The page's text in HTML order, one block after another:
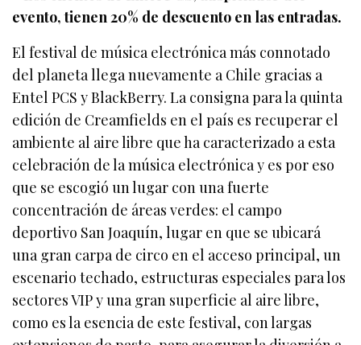
evento, tienen 20% de descuento en las entradas.
El festival de música electrónica más connotado
del planeta llega nuevamente a Chile gracias a
Entel PCS y BlackBerry. La consigna para la quinta
edición de Creamfields en el país es recuperar el
ambiente al aire libre que ha caracterizado a esta
celebración de la música electrónica y es por eso
que se escogió un lugar con una fuerte
concentración de áreas verdes: el campo
deportivo San Joaquín, lugar en que se ubicará
una gran carpa de circo en el acceso principal, un
escenario techado, estructuras especiales para los
sectores VIP y una gran superficie al aire libre,
como es la esencia de este festival, con largas